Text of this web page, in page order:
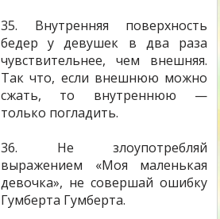
35. Внутренняя поверхность
бедер у девушек в два раза
чувствительнее, чем внешняя.
Так что, если внешнюю можно
сжать, то внутреннюю —
только погладить.
36. Не злоупотребляй
выражением «Моя маленькая
девочка», не совершай ошибку
Гумберта Гумберта.